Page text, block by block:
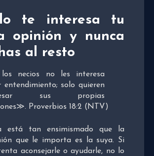
te interesa tu
opinión y nunca
al resto
necios no les interesa
entendimiento; solo quieren
sus propias
≫. Proverbios 18:2 (NTV)
está tan ensimismado que la
que le importa es la suya. Si
aconsejarle o ayudarle, no lo